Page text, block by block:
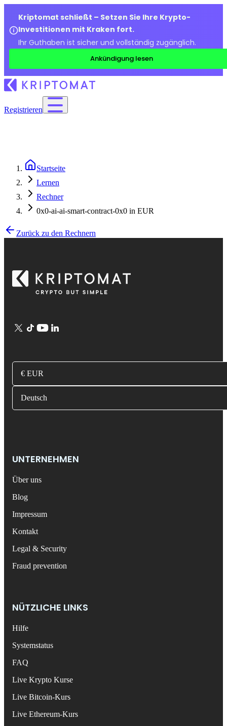
Kriptomat schließt – Setzen Sie Ihre Krypto-
Investitionen mit Kraken fort.
Ihr Guthaben ist sicher und vollständig zugänglich.
Ankündigung lesen
Registrieren
Startseite
Lernen
Rechner
0x0-ai-ai-smart-contract-0x0 in EUR
Zurück zu den Rechnern
€ EUR
Deutsch
UNTERNEHMEN
Über uns
Blog
Impressum
Kontakt
Legal & Security
Fraud prevention
NÜTZLICHE LINKS
Hilfe
Systemstatus
FAQ
Live Krypto Kurse
Live Bitcoin-Kurs
Live Ethereum-Kurs